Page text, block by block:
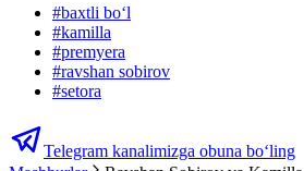
#baxtli boʻl
#kamilla
#premyera
#ravshan sobirov
#setora
Telegram kanalimizga obuna bo‘ling